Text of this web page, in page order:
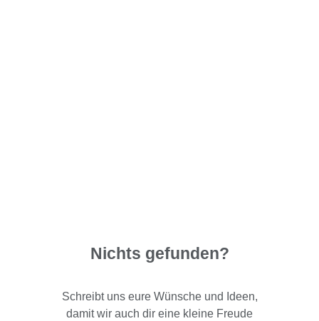
Nichts gefunden?
Schreibt uns eure Wünsche und Ideen,
damit wir auch dir eine kleine Freude